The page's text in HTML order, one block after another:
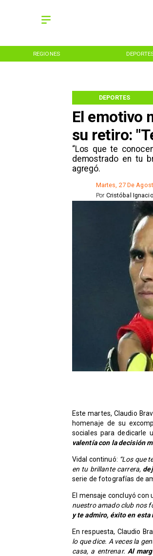
DEPORTES
El emotivo
su retiro:
​“Los que te
demostrado en tu
agregó.
DEPORTES
Martes, 27 De
Cristóbal
Por
Este martes, Claudio
homenaje de su
sociales para dedicarle
valentía con la decisión
Vidal continuó: “Los que
en tu brillante carrera,
serie de fotografías de
El mensaje concluyó con
nuestro amado club nos
y te admiro, éxito en esta
En respuesta, Claudio
lo que dice. A veces la
casa, a entrenar. Al